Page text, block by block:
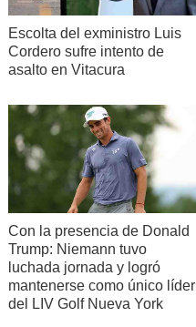
Escolta del exministro Luis
Cordero sufre intento de
asalto en Vitacura
Con la presencia de Donald
Trump: Niemann tuvo
luchada jornada y logró
mantenerse como único líder
del LIV Golf Nueva York